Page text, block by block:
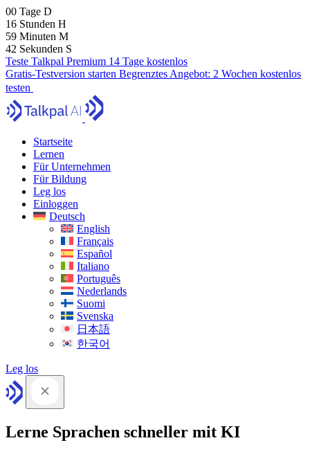
00 Tage D
16 Stunden H
59 Minuten M
41 Sekunden S
Teste Talkpal Premium 14 Tage kostenlos
Gratis-Testversion starten Begrenztes Angebot: 2 Wochen kostenlos
testen
Startseite
Lernen
Für Unternehmen
Für Bildung
Leg los
Einloggen
Deutsch
English
Français
Español
Italiano
Português
Nederlands
Suomi
Svenska
日本語
한국어
Leg los
Lerne Sprachen schneller mit KI